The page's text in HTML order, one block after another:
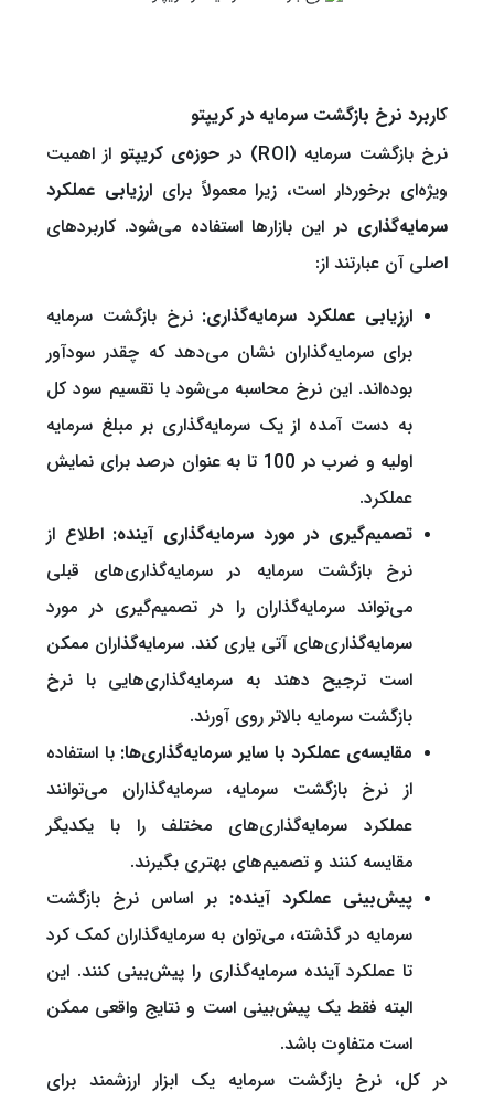
کاربرد نرخ بازگشت سرمایه در کریپتو
نرخ بازگشت سرمایه (ROI) در
حوزه‌ی کریپتو از اهمیت
ویژه‌ای برخوردار است، زیرا معمولاً برایارزیابی عملکرد
سرمایه‌گذاری در این بازارها استفاده می‌شود. کاربردهای
اصلی آن عبارتند از:
ارزیابی عملکرد سرمایه‌گذاری: نرخ بازگشت سرمایه
برای سرمایه‌گذاران نشان می‌دهد که چقدر سودآور
بوده‌اند. این نرخ محاسبه می‌شود با تقسیم سود کل
به دست آمده از یک سرمایه‌گذاری بر مبلغ سرمایه
اولیه و ضرب در 100 تا به عنوان درصد برای نمایش
عملکرد.
تصمیم‌گیری در مورد سرمایه‌گذاری آینده: اطلاع از
نرخ بازگشت سرمایه در سرمایه‌گذاری‌های قبلی
می‌تواند سرمایه‌گذاران را در تصمیم‌گیری در مورد
سرمایه‌گذاری‌های آتی یاری کند. سرمایه‌گذاران ممکن
است ترجیح دهند به سرمایه‌گذاری‌هایی با نرخ
بازگشت سرمایه بالاتر روی آورند.
مقایسه‌ی عملکرد با سایر سرمایه‌گذاری‌ها: با استفاده
از نرخ بازگشت سرمایه، سرمایه‌گذاران می‌توانند
عملکرد سرمایه‌گذاری‌های مختلف را با یکدیگر
مقایسه کنند و تصمیم‌های بهتری بگیرند.
پیش‌بینی عملکرد آینده: بر اساس نرخ بازگشت
سرمایه در گذشته، می‌توان به سرمایه‌گذاران کمک کرد
تا عملکرد آینده سرمایه‌گذاری را پیش‌بینی کنند. این
البته فقط یک پیش‌بینی است و نتایج واقعی ممکن
است متفاوت باشد.
در کل، نرخ بازگشت سرمایه یک ابزار ارزشمند برای